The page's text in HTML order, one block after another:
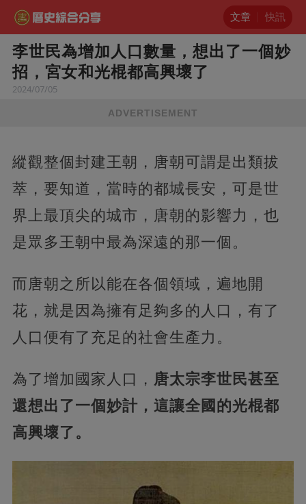
文章 快訊
李世民為增加人口數量，想出了一個妙
招，宮女和光棍都高興壞了
2024/07/05
ADVERTISEMENT
縱觀整個封建王朝，唐朝可謂是出類拔
萃，要知道，當時的都城長安，可是世
界上最頂尖的城市，唐朝的影響力，也
是眾多王朝中最為深遠的那一個。
而唐朝之所以能在各個領域，遍地開
花，就是因為擁有足夠多的人口，有了
人口便有了充足的社會生產力。
為了增加國家人口， 唐太宗李世民甚至
還想出了一個妙計，這讓全國的光棍都
高興壞了。